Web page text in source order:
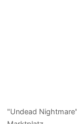
"Undead